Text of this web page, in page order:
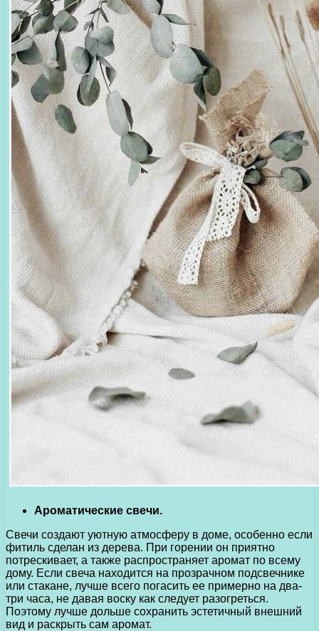
Ароматические свечи.
Свечи создают уютную атмосферу в доме, особенно если
фитиль сделан из дерева. При горении он приятно
потрескивает, а также распространяет аромат по всему
дому. Если свеча находится на прозрачном подсвечнике
или стакане, лучше всего погасить ее примерно на два-
три часа, не давая воску как следует разогреться.
Поэтому лучше дольше сохранить эстетичный внешний
вид и раскрыть сам аромат.